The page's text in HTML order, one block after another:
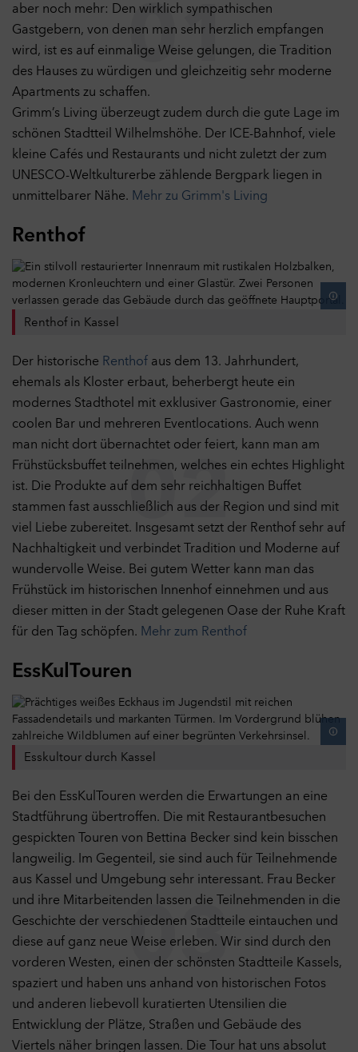
01
aber noch mehr: Den wirklich sympathischen
Gastgebern, von denen man sehr herzlich empfangen
wird, ist es auf einmalige Weise gelungen, die Tradition
des Hauses zu würdigen und gleichzeitig sehr moderne
Apartments zu schaffen.
Grimm’s Living überzeugt zudem durch die gute Lage im
schönen Stadtteil Wilhelmshöhe. Der ICE-Bahnhof, viele
kleine Cafés und Restaurants und nicht zuletzt der zum
UNESCO-Weltkulturerbe zählende Bergpark liegen in
unmittelbarer Nähe. Mehr zu Grimm's Living
Renthof
Renthof in Kassel
02
Der historische Renthof aus dem 13. Jahrhundert,
ehemals als Kloster erbaut, beherbergt heute ein
modernes Stadthotel mit exklusiver Gastronomie, einer
coolen Bar und mehreren Eventlocations. Auch wenn
man nicht dort übernachtet oder feiert, kann man am
Frühstücksbuffet teilnehmen, welches ein echtes Highlight
ist. Die Produkte auf dem sehr reichhaltigen Buffet
stammen fast ausschließlich aus der Region und sind mit
viel Liebe zubereitet. Insgesamt setzt der Renthof sehr auf
Nachhaltigkeit und verbindet Tradition und Moderne auf
wundervolle Weise. Bei gutem Wetter kann man das
Frühstück im historischen Innenhof einnehmen und aus
dieser mitten in der Stadt gelegenen Oase der Ruhe Kraft
für den Tag schöpfen. Mehr zum Renthof
EssKulTouren
Esskultour durch Kassel
03
Bei den EssKulTouren werden die Erwartungen an eine
Stadtführung übertroffen. Die mit Restaurantbesuchen
gespickten Touren von Bettina Becker sind kein bisschen
langweilig. Im Gegenteil, sie sind auch für Teilnehmende
aus Kassel und Umgebung sehr interessant. Frau Becker
und ihre Mitarbeitenden lassen die Teilnehmenden in die
Geschichte der verschiedenen Stadtteile eintauchen und
diese auf ganz neue Weise erleben. Wir sind durch den
vorderen Westen, einen der schönsten Stadtteile Kassels,
spaziert und haben uns anhand von historischen Fotos
und anderen liebevoll kuratierten Utensilien die
Entwicklung der Plätze, Straßen und Gebäude des
Viertels näher bringen lassen. Die Tour hat uns absolut